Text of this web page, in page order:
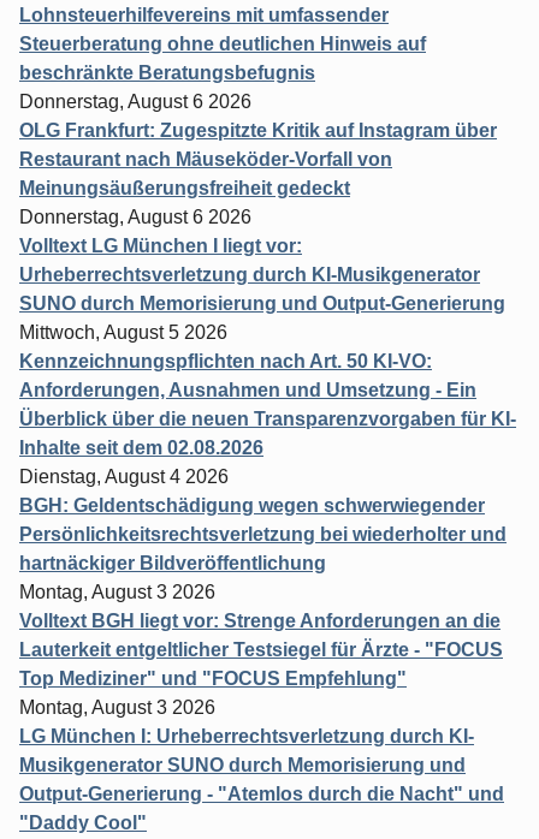
Lohnsteuerhilfevereins mit umfassender
Steuerberatung ohne deutlichen Hinweis auf
beschränkte Beratungsbefugnis
Donnerstag, August 6 2026
OLG Frankfurt: Zugespitzte Kritik auf Instagram über
Restaurant nach Mäuseköder-Vorfall von
Meinungsäußerungsfreiheit gedeckt
Donnerstag, August 6 2026
Volltext LG München I liegt vor:
Urheberrechtsverletzung durch KI-Musikgenerator
SUNO durch Memorisierung und Output-Generierung
Mittwoch, August 5 2026
Kennzeichnungspflichten nach Art. 50 KI-VO:
Anforderungen, Ausnahmen und Umsetzung - Ein
Überblick über die neuen Transparenzvorgaben für KI-
Inhalte seit dem 02.08.2026
Dienstag, August 4 2026
BGH: Geldentschädigung wegen schwerwiegender
Persönlichkeitsrechtsverletzung bei wiederholter und
hartnäckiger Bildveröffentlichung
Montag, August 3 2026
Volltext BGH liegt vor: Strenge Anforderungen an die
Lauterkeit entgeltlicher Testsiegel für Ärzte - "FOCUS
Top Mediziner" und "FOCUS Empfehlung"
Montag, August 3 2026
LG München I: Urheberrechtsverletzung durch KI-
Musikgenerator SUNO durch Memorisierung und
Output-Generierung - "Atemlos durch die Nacht" und
"Daddy Cool"